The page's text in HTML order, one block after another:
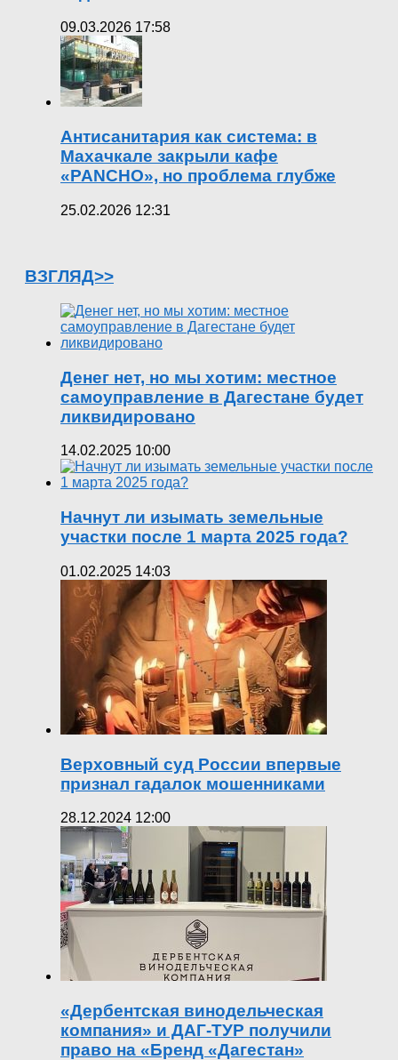
09.03.2026 17:58
Антисанитария как система: в
Махачкале закрыли кафе
«PANCHO», но проблема глубже
25.02.2026 12:31
ВЗГЛЯД>>
Денег нет, но мы хотим: местное
самоуправление в Дагестане будет
ликвидировано
14.02.2025 10:00
Начнут ли изымать земельные
участки после 1 марта 2025 года?
01.02.2025 14:03
Верховный суд России впервые
признал гадалок мошенниками
28.12.2024 12:00
«Дербентская винодельческая
компания» и ДАГ-ТУР получили
право на «Бренд «Дагестан»